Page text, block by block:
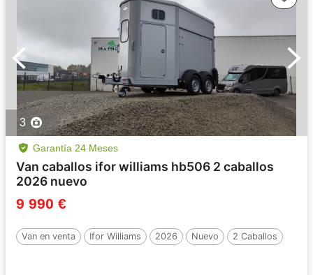
3
Garantía 24 Meses
Van caballos ifor williams hb506 2 caballos
2026 nuevo
9 990 €
Van en venta Ifor Williams 2026 Nuevo 2 Caballos